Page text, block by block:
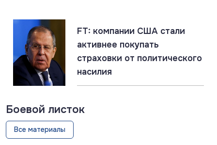
FT: компании США стали
активнее покупать
страховки от политического
насилия
Боевой листок
Все материалы